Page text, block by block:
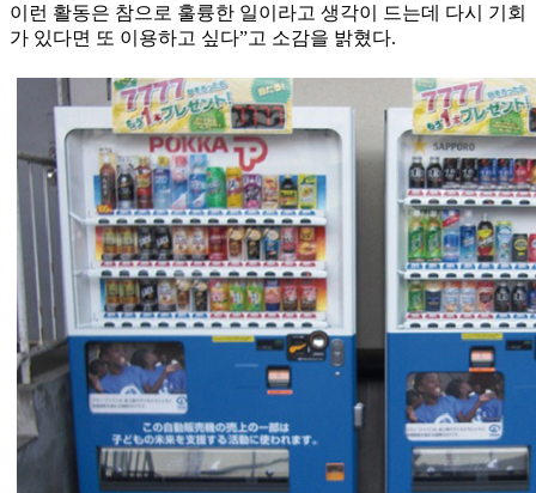
이런 활동은 참으로 훌륭한 일이라고 생각이 드는데 다시 기회
가 있다면 또 이용하고 싶다”고 소감을 밝혔다.